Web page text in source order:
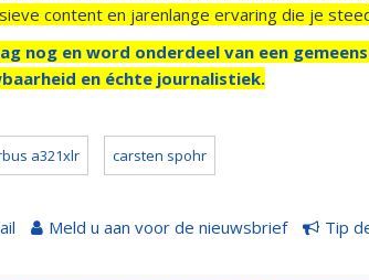
content en jarenlange ervaring die je
nog en word onderdeel van een
en échte journalistiek.
a321xlr carsten spohr
Meld u aan voor de nieuwsbrief Tip